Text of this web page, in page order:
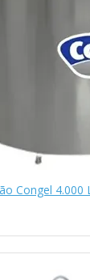
Congel 4.000 L